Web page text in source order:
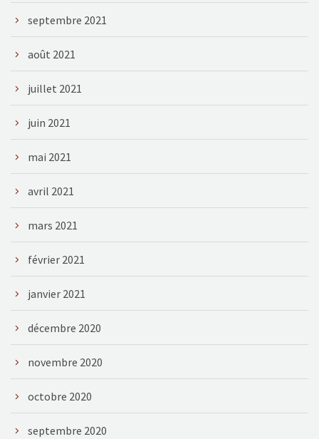
septembre 2021
août 2021
juillet 2021
juin 2021
mai 2021
avril 2021
mars 2021
février 2021
janvier 2021
décembre 2020
novembre 2020
octobre 2020
septembre 2020